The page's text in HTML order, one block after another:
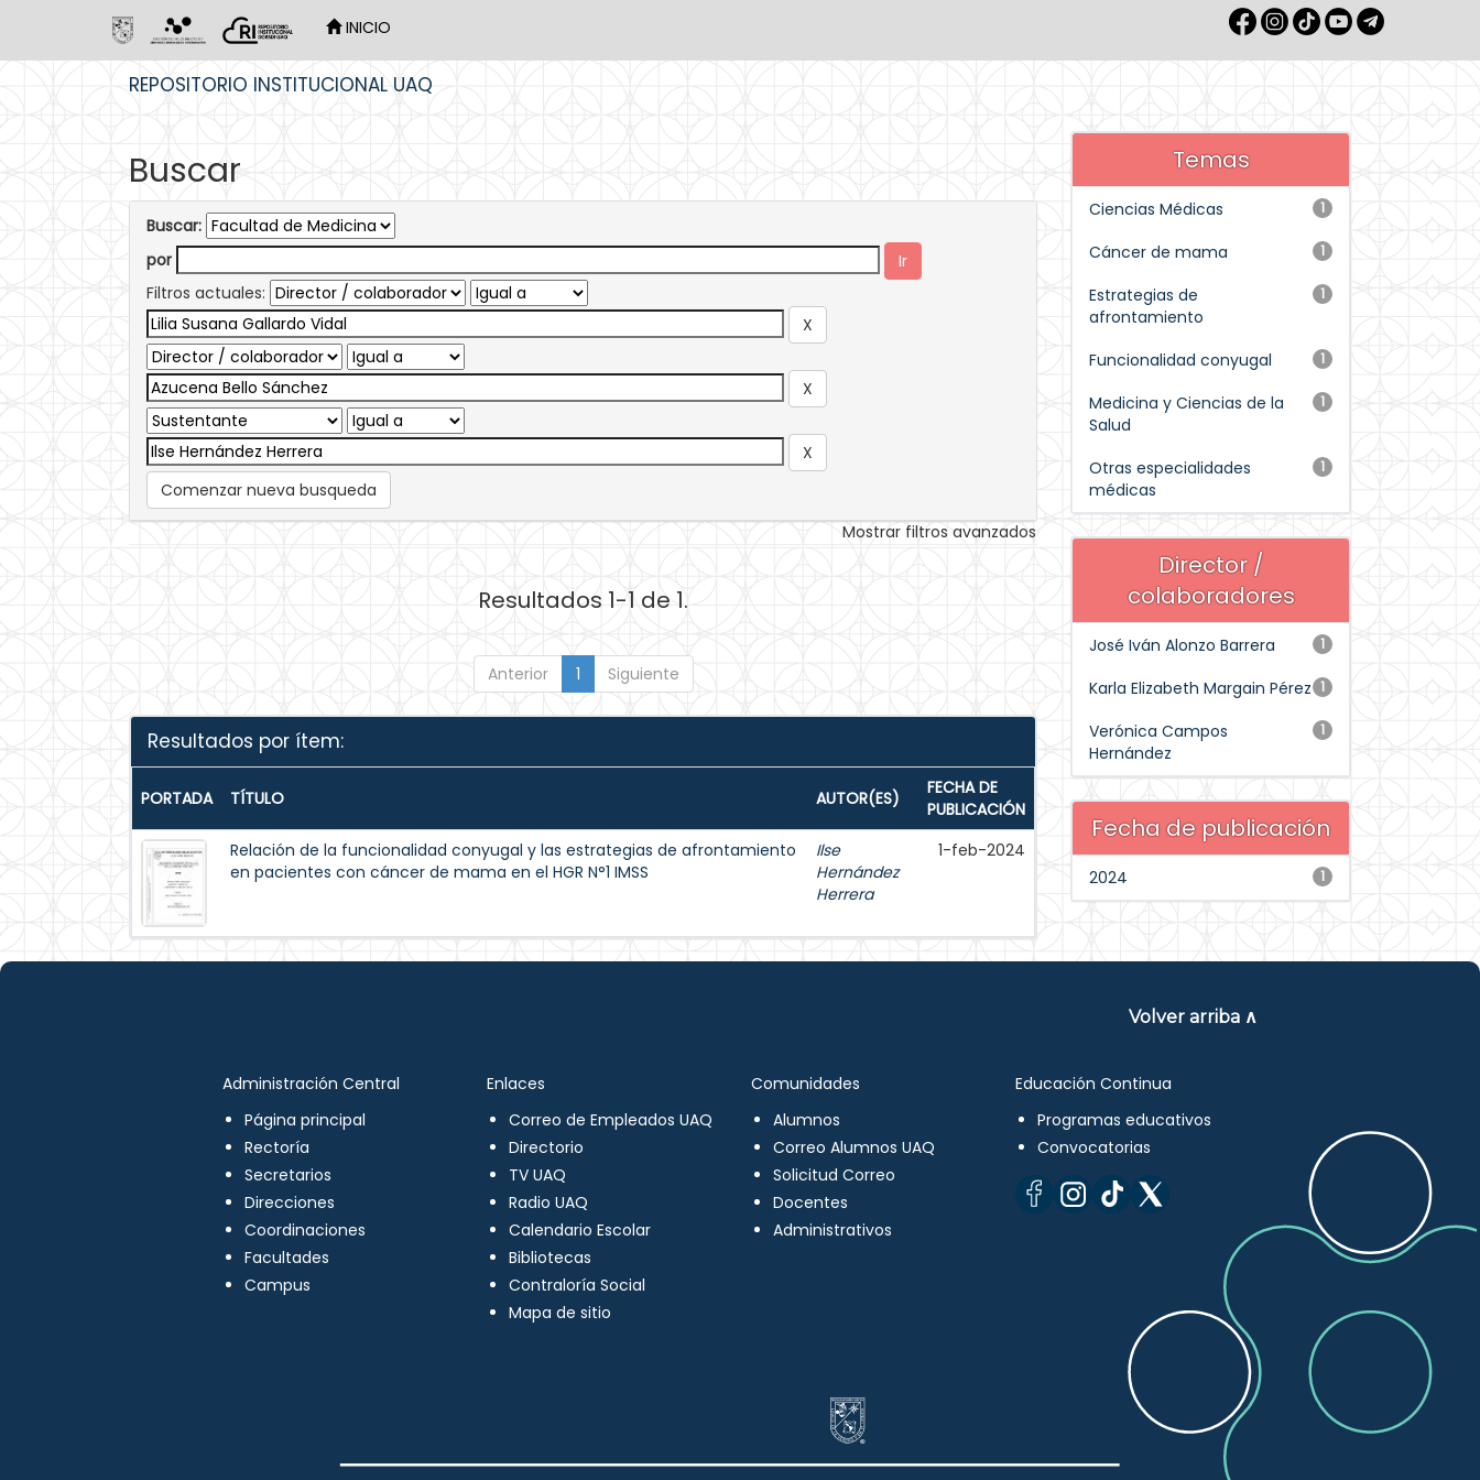
INICIO
REPOSITORIO INSTITUCIONAL UAQ
Buscar
Buscar:
por
Filtros actuales:
Comenzar nueva busqueda
Mostrar filtros avanzados
Resultados 1-1 de 1.
Anterior 1 Siguiente
Resultados por ítem:
PORTADA TÍTULO AUTOR(ES)
FECHA DE
PUBLICACIÓN
Relación de la funcionalidad conyugal y las estrategias de afrontamiento
en pacientes con cáncer de mama en el HGR N°1 IMSS
Ilse
Hernández
Herrera
1-feb-2024
Temas
1
Ciencias Médicas
1
Cáncer de mama
1
Estrategias de
afrontamiento
1
Funcionalidad conyugal
1
Medicina y Ciencias de la
Salud
1
Otras especialidades
médicas
Director /
colaboradores
1
José Iván Alonzo Barrera
1
Karla Elizabeth Margain Pérez
1
Verónica Campos
Hernández
Fecha de publicación
1
2024
Volver arriba ∧
Administración Central
Página principal
Rectoría
Secretarios
Direcciones
Coordinaciones
Facultades
Campus
Enlaces
Correo de Empleados UAQ
Directorio
TV UAQ
Radio UAQ
Calendario Escolar
Bibliotecas
Contraloría Social
Mapa de sitio
Comunidades
Alumnos
Correo Alumnos UAQ
Solicitud Correo
Docentes
Administrativos
Educación Continua
Programas educativos
Convocatorias